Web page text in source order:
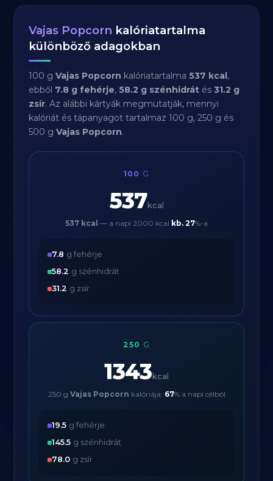
Vajas Popcorn kalóriatartalma
különböző adagokban
100 gVajas Popcorn kalóriatartalma537 kcal,
ebből 7.8 g fehérje,58.2 g szénhidrát és31.2 g
zsír. Az alábbi kártyák megmutatják, mennyi
kalóriát és tápanyagot tartalmaz 100 g, 250 g és
500 gVajas Popcorn.
100 G
537kcal
537 kcal — a napi 2000 kcal kb. 27%-a
7.8 g fehérje
58.2 g szénhidrát
31.2 g zsír
250 G
1343 kcal
250 g Vajas Popcorn kalóriája: 67% a napi célból
19.5 g fehérje
145.5 g szénhidrát
78.0 g zsír